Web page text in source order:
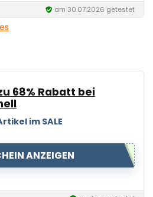
am 30.07.2026 getestet
68% Rabatt bei
im SALE
ANZEIGEN